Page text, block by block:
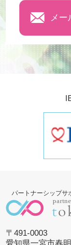
メー
パートナーシップサ
〒491-0003